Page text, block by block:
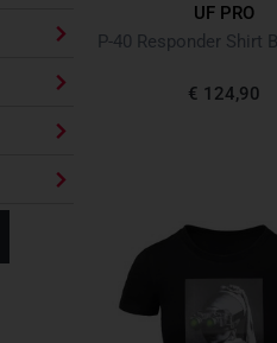
UF PRO
€ 124,90